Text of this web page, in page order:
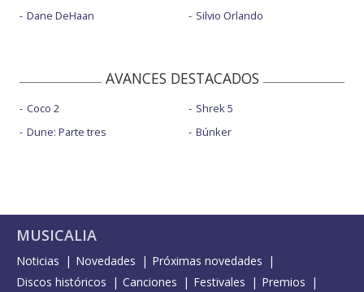
Dane DeHaan
Silvio Orlando
AVANCES DESTACADOS
Coco 2
Dune: Parte tres
Shrek 5
Búnker
MUSICALIA
Noticias Novedades
Próximas novedades
Discos históricos
Canciones Festivales
Premios